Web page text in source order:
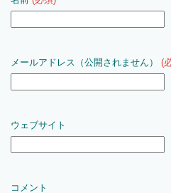
メールアドレス（公開されません） (
ウェブサイト
コメント